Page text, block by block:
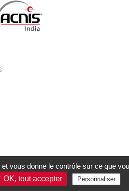
OUTILS DE CALCUL
vous donne le contrôle sur ce que
OK, tout accepter Personnaliser